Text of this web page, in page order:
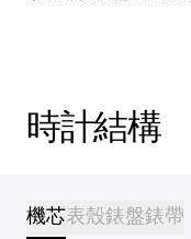
時計結構
機芯表殼錶盤錶帶